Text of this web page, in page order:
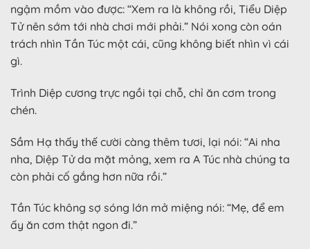
ngậm mồm vào được: “Xem ra là không rồi, Tiểu Diệp
Tử nên sớm tới nhà chơi mới phải.” Nói xong còn oán
trách nhìn Tần Túc một cái, cũng không biết nhìn vì cái
gì.
Trình Diệp cương trực ngồi tại chỗ, chỉ ăn cơm trong
chén.
Sầm Hạ thấy thế cười càng thêm tươi, lại nói: “Ai nha
nha, Diệp Tử da mặt mỏng, xem ra A Túc nhà chúng ta
còn phải cố gắng hơn nữa rồi.”
Tần Túc không sợ sóng lớn mở miệng nói: “Mẹ, để em
ấy ăn cơm thật ngon đi.”